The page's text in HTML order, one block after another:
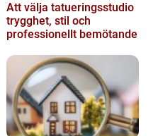
Att välja tatueringsstudio
trygghet, stil och
professionellt bemötande